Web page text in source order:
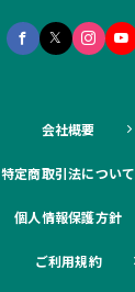
会社概要
特定商取引法について
個人情報保護方針
ご利用規約